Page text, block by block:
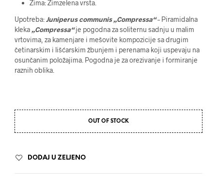
Zima: Zimzelena vrsta.
Upotreba:Juniperus communis „Compressa“– Piramidalna
kleka „Compressa“je pogodna za soliternu sadnju u malim
vrtovima, za kamenjare i mešovite kompozicije sa drugim
četinarskim i lišćarskim žbunjem i perenama koji uspevaju na
osunčanim položajima. Pogodna je za orezivanje i formiranje
raznih oblika.
OUT OF STOCK
DODAJ U ZELJENO